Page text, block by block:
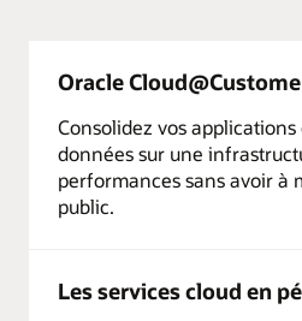
Oracle
Consolidez vos applications
données sur une
performances sans avoir à
public.
Les services cloud en